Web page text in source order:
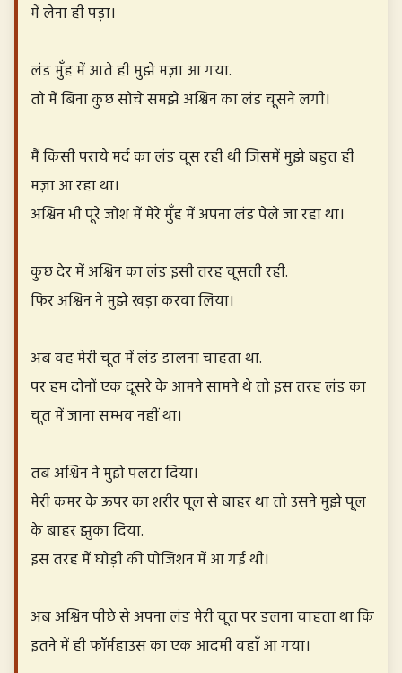
में लेना ही पड़ा।
लंड मुँह में आते ही मुझे मज़ा आ गया.
तो मैं बिना कुछ सोचे समझे अश्विन का लंड चूसने लगी।
मैं किसी पराये मर्द का लंड चूस रही थी जिसमें मुझे बहुत ही
मज़ा आ रहा था।
अश्विन भी पूरे जोश में मेरे मुँह में अपना लंड पेले जा रहा था।
कुछ देर में अश्विन का लंड इसी तरह चूसती रही.
फिर अश्विन ने मुझे खड़ा करवा लिया।
अब वह मेरी चूत में लंड डालना चाहता था.
पर हम दोनों एक दूसरे के आमने सामने थे तो इस तरह लंड का
चूत में जाना सम्भव नहीं था।
तब अश्विन ने मुझे पलटा दिया।
मेरी कमर के ऊपर का शरीर पूल से बाहर था तो उसने मुझे पूल
के बाहर झुका दिया.
इस तरह मैं घोड़ी की पोजिशन में आ गई थी।
अब अश्विन पीछे से अपना लंड मेरी चूत पर डलना चाहता था कि
इतने में ही फॉर्महाउस का एक आदमी वहाँ आ गया।